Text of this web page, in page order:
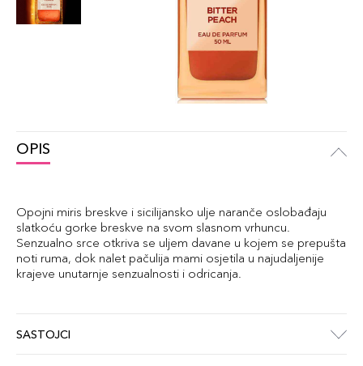
OPIS
Opojni miris breskve i sicilijansko ulje naranče oslobađaju
slatkoću gorke breskve na svom slasnom vrhuncu.
Senzualno srce otkriva se uljem davane u kojem se prepušta
noti ruma, dok nalet pačulija mami osjetila u najudaljenije
krajeve unutarnje senzualnosti i odricanja.
SASTOJCI